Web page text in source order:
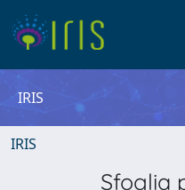
IRIS
IRIS
Sfoglia